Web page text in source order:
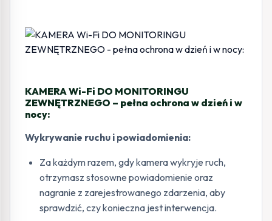
KAMERA Wi-Fi DO MONITORINGU
ZEWNĘTRZNEGO – pełna ochrona w dzień i w
nocy:
Wykrywanie ruchu i powiadomienia:
Za każdym razem, gdy kamera wykryje ruch,
otrzymasz stosowne powiadomienie oraz
nagranie z zarejestrowanego zdarzenia, aby
sprawdzić, czy konieczna jest interwencja.